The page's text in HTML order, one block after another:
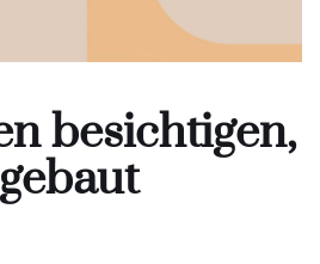
besichtigen,